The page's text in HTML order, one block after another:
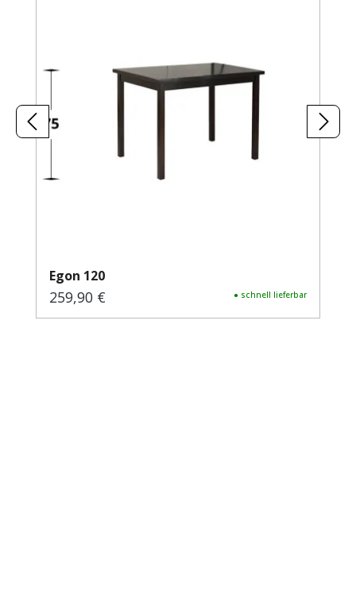
Egon 120
Regulärer Preis:
259,90 € ● schnell lieferbar